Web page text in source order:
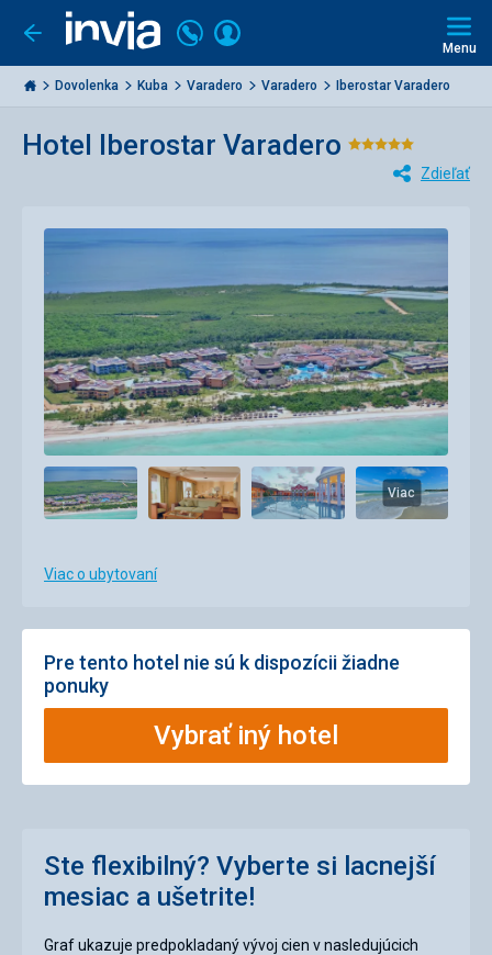
Ísť
späť
Invia.sk
Volajte
+421
2
3221
Prihlásiť
Menu
Dovolenka Kuba Varadero Varadero Iberostar Varadero
Hotel Iberostar Varadero
Zdieľať
Viac
Viac o ubytovaní
Pre tento hotel nie sú k dispozícii žiadne
ponuky
Vybrať iný hotel
Ste flexibilný? Vyberte si lacnejší
mesiac a ušetrite!
Graf ukazuje predpokladaný vývoj cien v nasledujúcich